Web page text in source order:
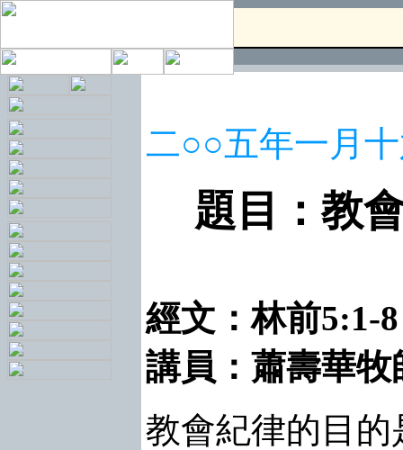
二○○五年一月
題目：教
經文：林前5:1-8
講員：蕭壽華牧
教會紀律的目